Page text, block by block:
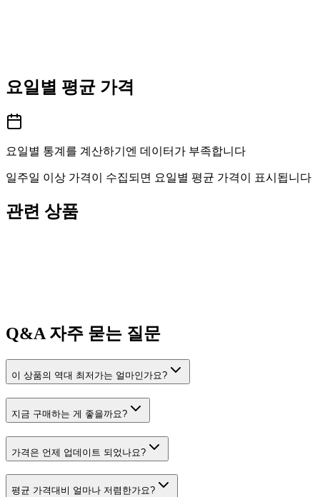
요일별 평균 가격
요일별 통계를 계산하기엔 데이터가 부족합니다
일주일 이상 가격이 수집되면 요일별 평균 가격이 표시됩니다
관련 상품
Q&A자주 묻는 질문
이 상품의 역대 최저가는 얼마인가요?
지금 구매하는 게 좋을까요?
가격은 언제 업데이트 되었나요?
평균 가격대비 얼마나 저렴한가요?